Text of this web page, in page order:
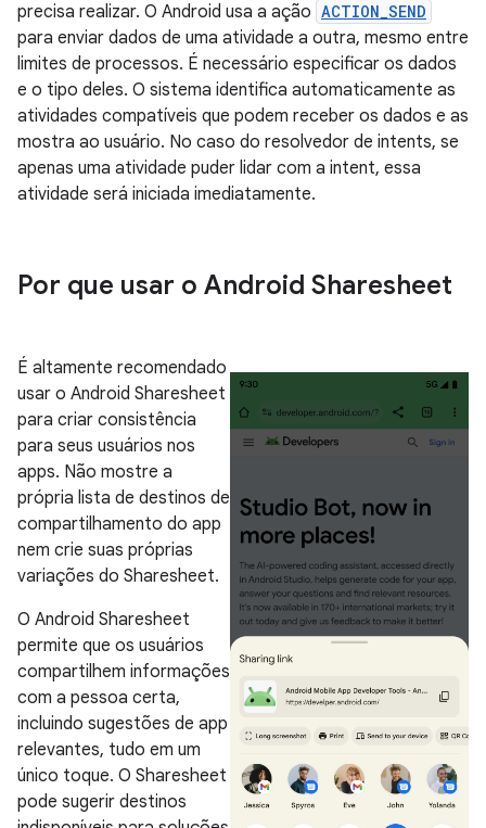
precisa realizar. O Android usa a ação ACTION_SEND
para enviar dados de uma atividade a outra, mesmo entre
limites de processos. É necessário especificar os dados
e o tipo deles. O sistema identifica automaticamente as
atividades compatíveis que podem receber os dados e as
mostra ao usuário. No caso do resolvedor de intents, se
apenas uma atividade puder lidar com a intent, essa
atividade será iniciada imediatamente.
Por que usar o Android Sharesheet
É altamente recomendado
usar o Android Sharesheet
para criar consistência
para seus usuários nos
apps. Não mostre a
própria lista de destinos de
compartilhamento do app
nem crie suas próprias
variações do Sharesheet.
O Android Sharesheet
permite que os usuários
compartilhem informações
com a pessoa certa,
incluindo sugestões de app
relevantes, tudo em um
único toque. O Sharesheet
pode sugerir destinos